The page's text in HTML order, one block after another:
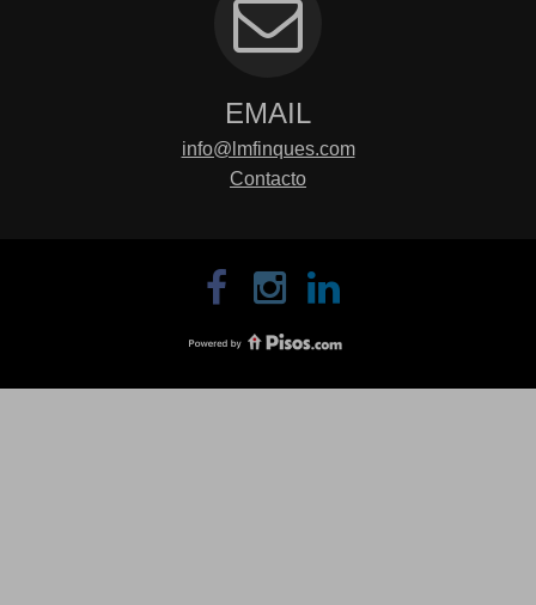
EMAIL
info@lmfinques.com
Contacto